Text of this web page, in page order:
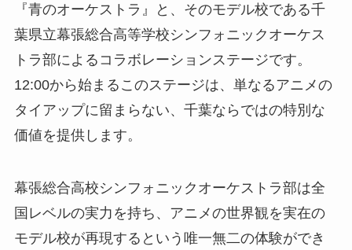
『青のオーケストラ』と、そのモデル校である千
葉県立幕張総合高等学校シンフォニックオーケス
トラ部によるコラボレーションステージです。
12:00から始まるこのステージは、単なるアニメの
タイアップに留まらない、千葉ならではの特別な
価値を提供します。
幕張総合高校シンフォニックオーケストラ部は全
国レベルの実力を持ち、アニメの世界観を実在の
モデル校が再現するという唯一無二の体験ができ